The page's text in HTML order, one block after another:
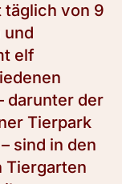
täglich von 9
und
elf
darunter der
Tierpark
sind in den
Tiergarten